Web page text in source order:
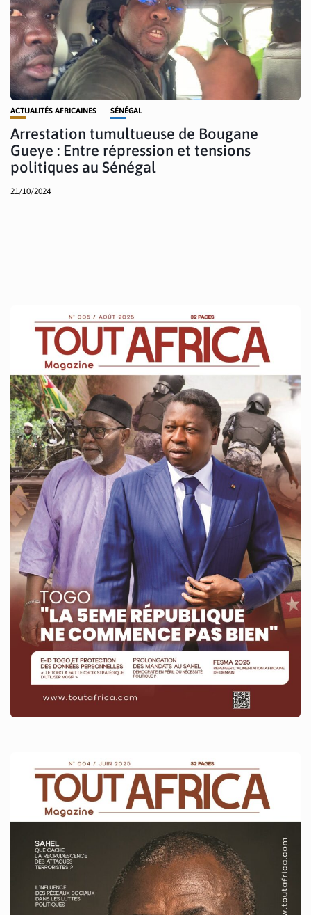
ACTUALITÉS AFRICAINES SÉNÉGAL
Arrestation tumultueuse de Bougane
Gueye : Entre répression et tensions
politiques au Sénégal
21/10/2024